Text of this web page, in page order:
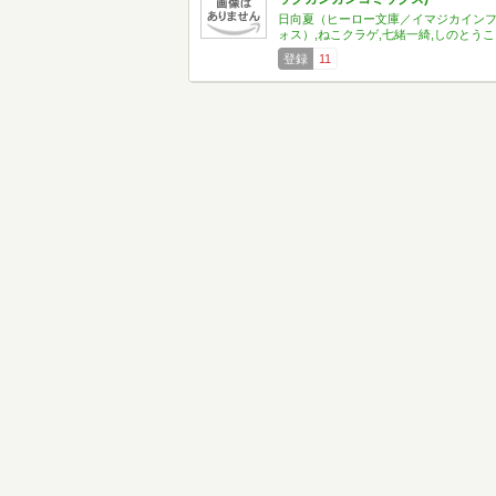
日向夏（ヒーロー文庫／イマジカインフ
ォス）,ねこクラゲ,七緒一綺,しのとうこ
登録
11